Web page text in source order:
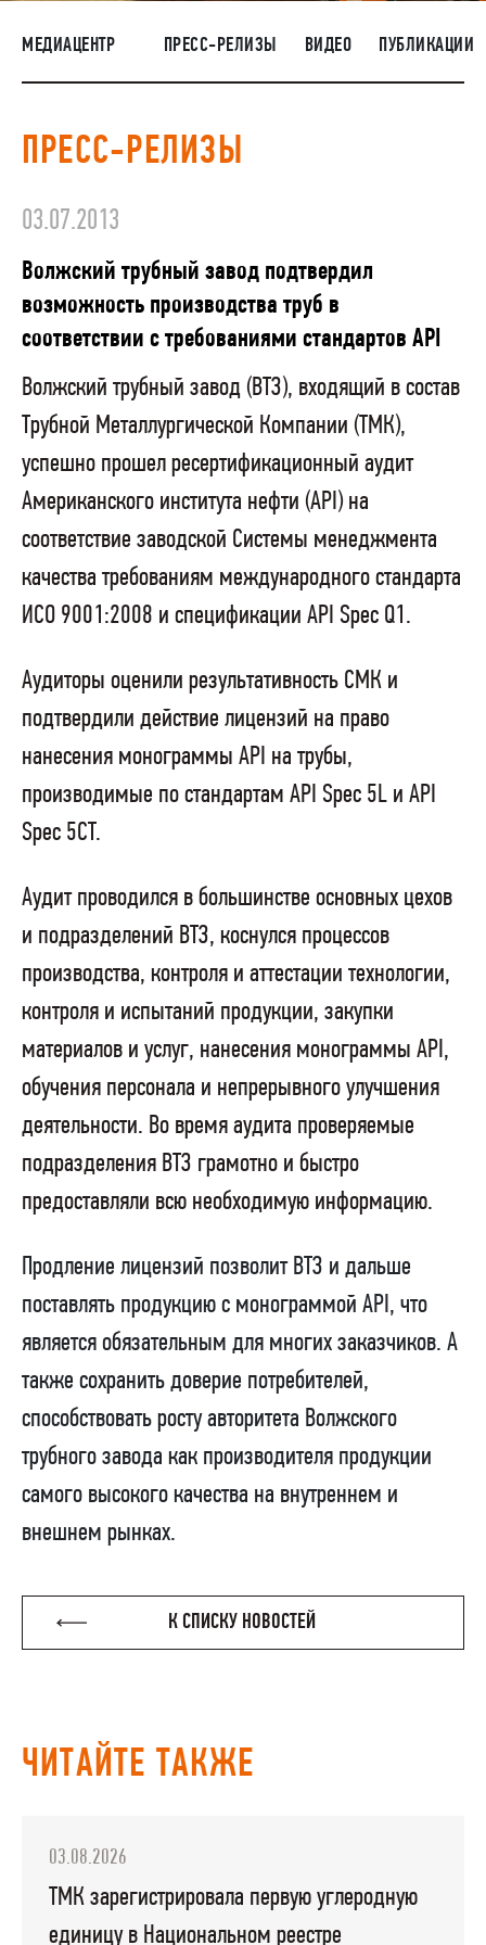
НАШИ ЛЮДИ
ОКРУЖАЮЩАЯ СРЕДА
ЗАКУПКИ
МЕДИАЦЕНТР ПРЕСС-РЕЛИЗЫ ВИДЕО ПУБЛИКАЦИИ
ПРЕСС-РЕЛИЗЫ
03.07.2013
Волжский трубный завод подтвердил
возможность производства труб в
соответствии с требованиями стандартов API
Волжский трубный завод (ВТЗ), входящий в состав
Трубной Металлургической Компании (ТМК),
успешно прошел ресертификационный аудит
Американского института нефти (АРI) на
соответствие заводской Системы менеджмента
качества требованиям международного стандарта
ИСО 9001:2008 и спецификации API Spec Q1.
Аудиторы оценили результативность СМК и
подтвердили действие лицензий на право
нанесения монограммы API на трубы,
производимые по стандартам API Spec 5L и API
Spec 5CT.
Аудит проводился в большинстве основных цехов
и подразделений ВТЗ, коснулся процессов
производства, контроля и аттестации технологии,
контроля и испытаний продукции, закупки
материалов и услуг, нанесения монограммы API,
обучения персонала и непрерывного улучшения
деятельности. Во время аудита проверяемые
подразделения ВТЗ грамотно и быстро
предоставляли всю необходимую информацию.
Продление лицензий позволит ВТЗ и дальше
поставлять продукцию с монограммой API, что
является обязательным для многих заказчиков. А
также сохранить доверие потребителей,
способствовать росту авторитета Волжского
трубного завода как производителя продукции
самого высокого качества на внутреннем и
внешнем рынках.
К СПИСКУ НОВОСТЕЙ
ЧИТАЙТЕ ТАКЖЕ
03.08.2026
ТМК зарегистрировала первую углеродную
единицу в Национальном реестре